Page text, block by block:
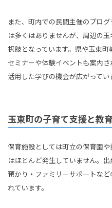
また、町内での民間主催のプロ
は多くはありませんが、周辺の
択肢となっています。県や玉東
セミナーや体験イベントも案内
活用した学びの機会が広がってい
玉東町の子育て支援と教
保育施設としては町立の保育園
はほとんど発生していません。
預かり・ファミリーサポートな
れています。